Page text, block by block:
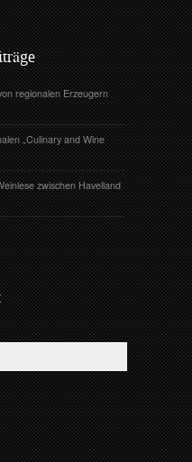
regionalen Erzeugern
„Culinary and Wine
zwischen Havelland